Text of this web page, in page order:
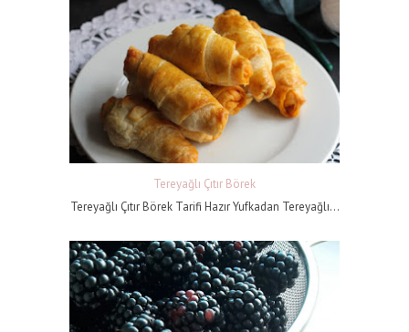
Tereyağlı Çıtır Börek
Tereyağlı Çıtır Börek Tarifi Hazır Yufkadan Tereyağlı...